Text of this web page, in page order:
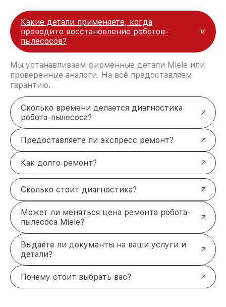
Какие детали применяете, когда
проводите восстановление роботов-
пылесосов?
Мы устанавливаем фирменные детали Miele или
проверенные аналоги. На всё предоставляем
гарантию.
Сколько времени делается диагностика
робота-пылесоса?
Предоставляете ли экспресс ремонт?
Как долго ремонт?
Сколько стоит диагностика?
Может ли меняться цена ремонта робота-
пылесоса Miele?
Выдаёте ли документы на ваши услуги и
детали?
Почему стоит выбрать вас?